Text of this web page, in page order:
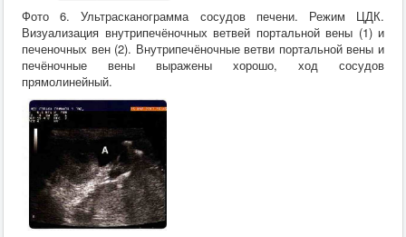
Фото 6. Ультрасканограмма сосудов печени. Режим ЦДК.
Визуализация внутрипечёночных ветвей портальной вены (1) и
печеночных вен (2). Внутрипечёночные ветви портальной вены и
печёночные вены выражены хорошо, ход сосудов
прямолинейный.